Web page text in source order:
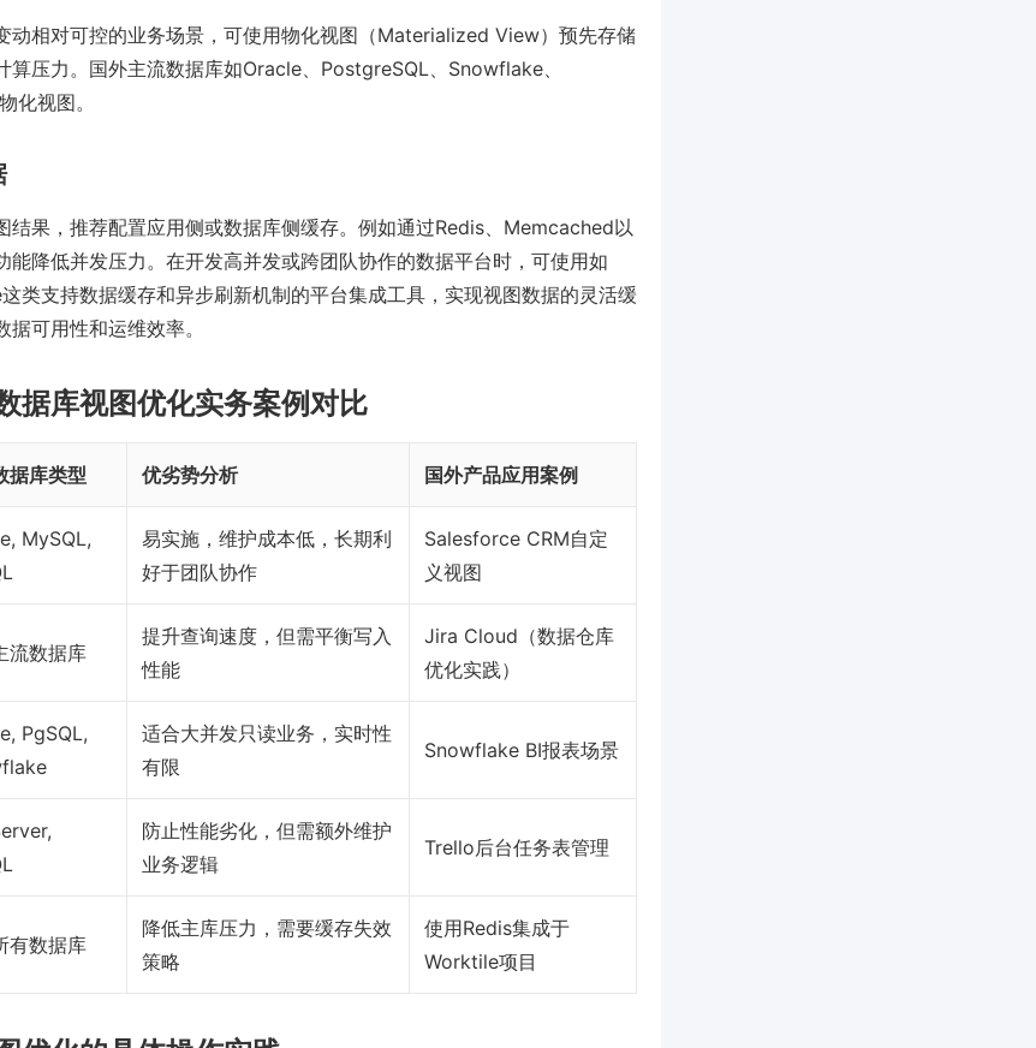
动相对可控的业务场景，可使用物化视图（Materialized View）预先存储
算压力。国外主流数据库如Oracle、PostgreSQL、Snowflake、
化视图。
结果，推荐配置应用侧或数据库侧缓存。例如通过Redis、Memcached以
能降低并发压力。在开发高并发或跨团队协作的数据平台时，可使用如
类支持数据缓存和异步刷新机制的平台集成工具，实现视图数据的灵活缓
可用性和运维效率。
据库视图优化实务案例对比
据库类型 优劣势分析 国外产品应用案例
MySQL,
易实施，维护成本低，长期利
好于团队协作
Salesforce CRM自定
义视图
流数据库
提升查询速度，但需平衡写入
性能
Jira Cloud（数据仓库
优化实践）
PgSQL,
适合大并发只读业务，实时性
有限
Snowflake BI报表场景
防止性能劣化，但需额外维护
业务逻辑
Trello后台任务表管理
有数据库
降低主库压力，需要缓存失效
策略
使用Redis集成于
Worktile项目